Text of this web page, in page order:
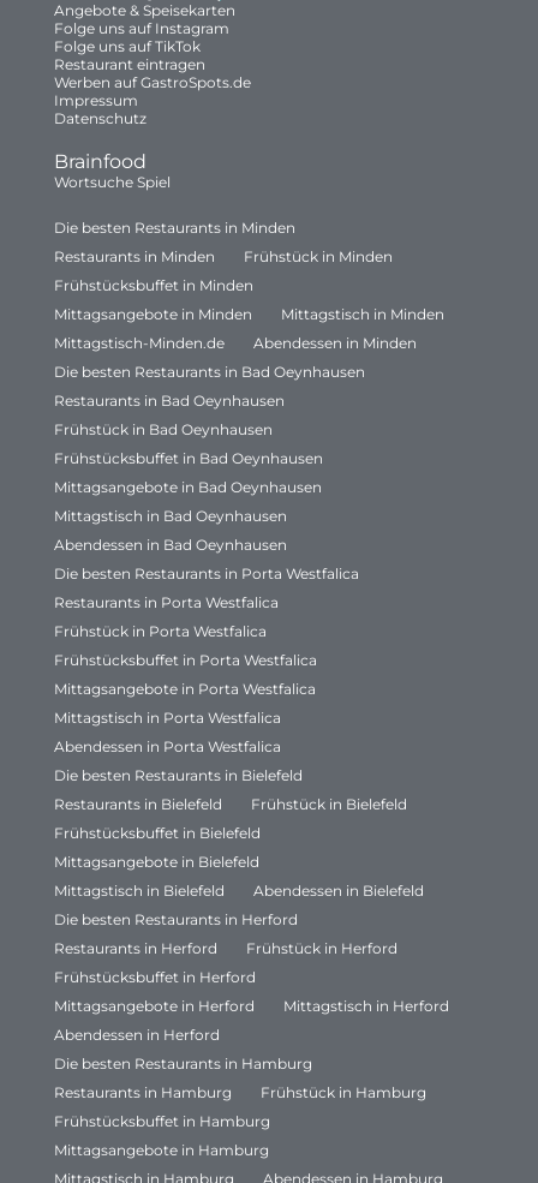
Angebote & Speisekarten
Folge uns auf Instagram
Folge uns auf TikTok
Restaurant eintragen
Werben auf GastroSpots.de
Impressum
Datenschutz
Brainfood
Wortsuche Spiel
Die besten Restaurants in Minden
Restaurants in Minden
Frühstück in Minden
Frühstücksbuffet in Minden
Mittagsangebote in Minden
Mittagstisch in Minden
Mittagstisch-Minden.de
Abendessen in Minden
Die besten Restaurants in Bad Oeynhausen
Restaurants in Bad Oeynhausen
Frühstück in Bad Oeynhausen
Frühstücksbuffet in Bad Oeynhausen
Mittagsangebote in Bad Oeynhausen
Mittagstisch in Bad Oeynhausen
Abendessen in Bad Oeynhausen
Die besten Restaurants in Porta Westfalica
Restaurants in Porta Westfalica
Frühstück in Porta Westfalica
Frühstücksbuffet in Porta Westfalica
Mittagsangebote in Porta Westfalica
Mittagstisch in Porta Westfalica
Abendessen in Porta Westfalica
Die besten Restaurants in Bielefeld
Restaurants in Bielefeld
Frühstück in Bielefeld
Frühstücksbuffet in Bielefeld
Mittagsangebote in Bielefeld
Mittagstisch in Bielefeld
Abendessen in Bielefeld
Die besten Restaurants in Herford
Restaurants in Herford
Frühstück in Herford
Frühstücksbuffet in Herford
Mittagsangebote in Herford
Mittagstisch in Herford
Abendessen in Herford
Die besten Restaurants in Hamburg
Restaurants in Hamburg
Frühstück in Hamburg
Frühstücksbuffet in Hamburg
Mittagsangebote in Hamburg
Mittagstisch in Hamburg
Abendessen in Hamburg